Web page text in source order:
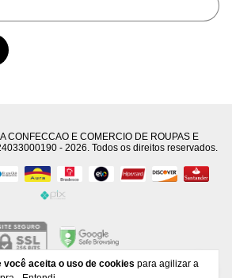
você aceita o uso de cookies para agilizar a
CONFECCAO E COMERCIO DE ROUPAS E
- 2026. Todos os direitos reservados.